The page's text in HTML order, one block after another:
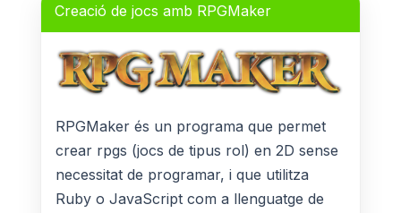
Creació de jocs amb RPGMaker
RPGMaker és un programa que permet
crear rpgs (jocs de tipus rol) en 2D sense
necessitat de programar, i que utilitza
Ruby o JavaScript com a llenguatge de